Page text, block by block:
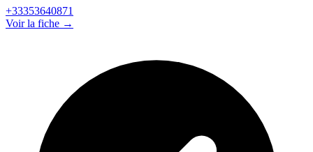
+33353640871
Voir la fiche →